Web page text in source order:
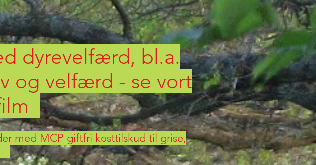
dyrevelfærd, bl.a.
og velfærd - se vort
med MCP giftfri kosttilskud til grise,